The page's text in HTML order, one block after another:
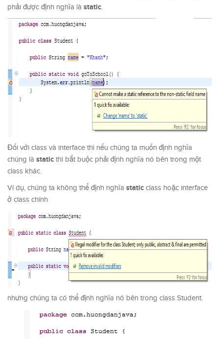
phải được định nghĩa là static.
Đối với class và interface thì nếu chúng ta muốn định nghĩa
chúng là static thì bắt buộc phải định nghĩa nó bên trong một
class khác.
Ví dụ, chúng ta không thể định nghĩa static class hoặc interface
ở class chính
nhưng chúng ta có thể định nghĩa nó bên trong class Student.